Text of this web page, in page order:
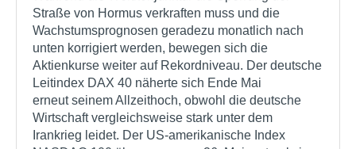
Straße von Hormus verkraften muss und die
Wachstumsprognosen geradezu monatlich nach
unten korrigiert werden, bewegen sich die
Aktienkurse weiter auf Rekordniveau. Der deutsche
Leitindex DAX 40 näherte sich Ende Mai
erneut seinem Allzeithoch, obwohl die deutsche
Wirtschaft vergleichsweise stark unter dem
Irankrieg leidet. Der US-amerikanische Index